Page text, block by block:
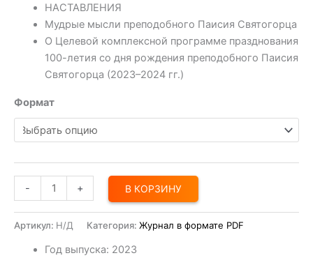
НАСТАВЛЕНИЯ
Мудрые мысли преподобного Паисия Святогорца
О Целевой комплексной программе празднования
100-летия со дня рождения преподобного Паисия
Святогорца (2023–2024 гг.)
Формат
- + В КОРЗИНУ
Артикул: Н/Д Категория: Журнал в формате PDF
Год выпуска: 2023